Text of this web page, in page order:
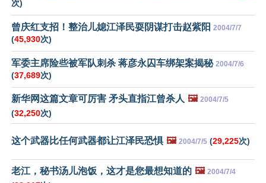
次)
曾庆红支招！整治儿媳江泽民耍阴谋打击赵紫阳 2004/7/7
(45,930次)
军委主席险些被军队刺杀 蒋彦永囚车绑架案揭秘 2004/7/6
(37,689次)
新华网这篇文章可厉害 矛头直指江曾杀人 🖼️ 2004/7/5
(32,250次)
这个武器比任何武器都让江泽民恐惧 🖼️ 2004/7/5 (29,225次)
老江，秘书汤儿泡饭，这才是您最想知道的 🖼️ 2004/7/4